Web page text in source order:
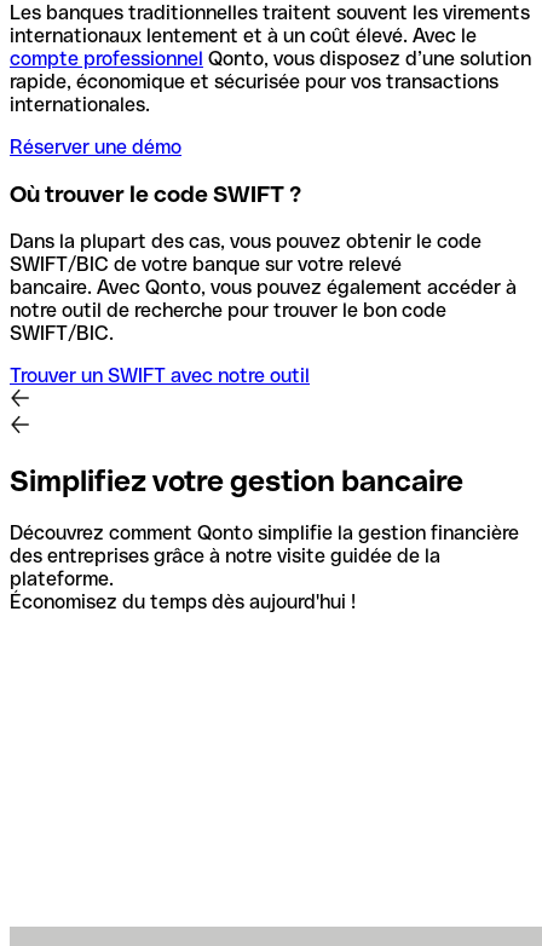
Les banques traditionnelles traitent souvent les virements
internationaux lentement et à un coût élevé. Avec le
compte professionnel Qonto, vous disposez d’une solution
rapide, économique et sécurisée pour vos transactions
internationales.
Réserver une démo
Où trouver le code SWIFT ?
Dans la plupart des cas, vous pouvez obtenir le code
SWIFT/BIC de votre banque sur votre relevé
bancaire. Avec Qonto, vous pouvez également accéder à
notre outil de recherche pour trouver le bon code
SWIFT/BIC.
Trouver un SWIFT avec notre outil
Simplifiez votre gestion bancaire
Découvrez comment Qonto simplifie la gestion financière
des entreprises grâce à notre visite guidée de la
plateforme.
Économisez du temps dès aujourd'hui !